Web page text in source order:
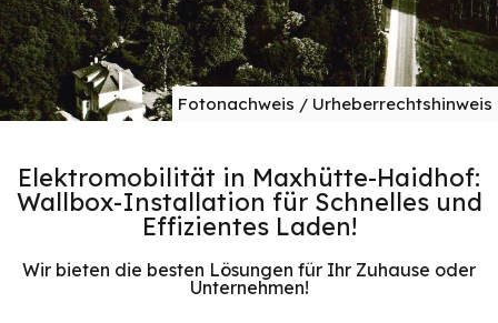
Fotonachweis / Urheberrechtshinweis
Elektromobilität in Maxhütte-Haidhof:
Wallbox-Installation für Schnelles und
Effizientes Laden!
Wir bieten die besten Lösungen für Ihr Zuhause oder
Unternehmen!